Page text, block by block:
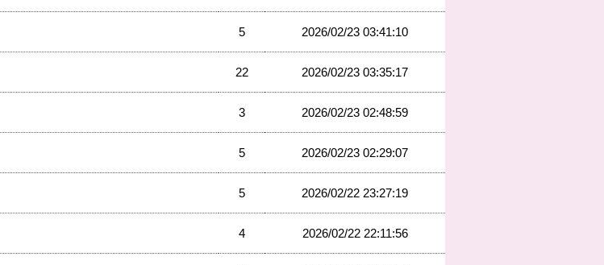
5 2026/02/23 03:41:10
22 2026/02/23 03:35:17
3 2026/02/23 02:48:59
5 2026/02/23 02:29:07
5 2026/02/22 23:27:19
4 2026/02/22 22:11:56